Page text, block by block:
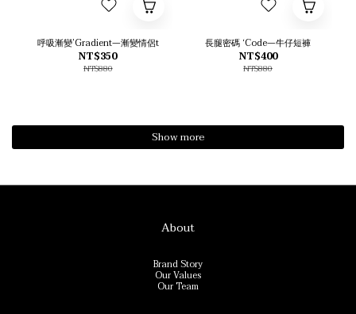
呼吸漸變’Gradient—漸變情侶t
NT$350
NT$880
長腿密碼 ‘Code—牛仔短褲
NT$400
NT$880
Show more
About
Brand Story
Our Values
Our Team